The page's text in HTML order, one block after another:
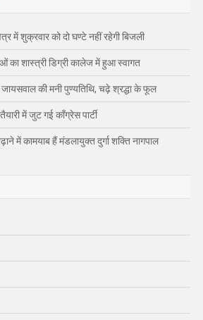
में शुक्रवार को दो घण्टे नहीं रहेगी बिजली
का शास्त्री डिग्री कालेज में हुआ स्वागत
जायसवाल की मनी पुण्यतिथि, चढ़े श्रद्धा के फूल
में जुट गई कॉंग्रेस पार्टी
में कामयाब हैं मंडलायुक्त दुर्गा शक्ति नागपाल